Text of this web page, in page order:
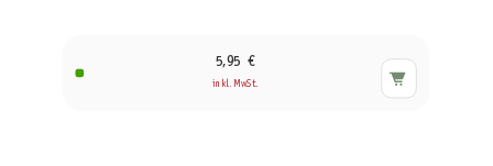
5,95 €
inkl. MwSt.